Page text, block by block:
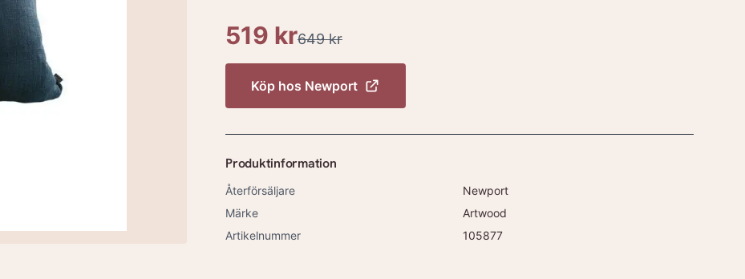
519 kr649 kr
Köp hos Newport
Produktinformation
Återförsäljare
Newport
Märke
Artwood
Artikelnummer
105877